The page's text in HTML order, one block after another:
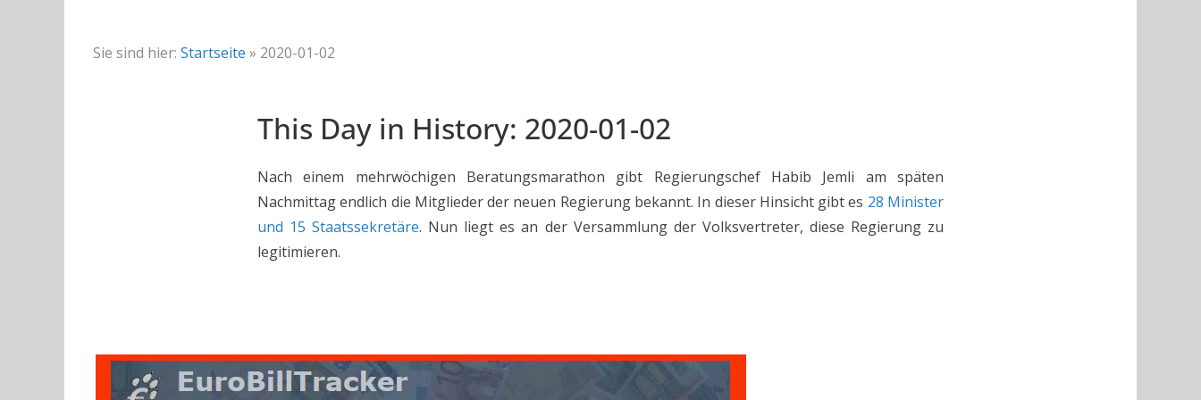
Sie sind hier: Startseite » 2020-01-02
This Day in History: 2020-01-02
Nach einem mehrwöchigen Beratungsmarathon gibt Regierungschef Habib Jemli am späten
Nachmittag endlich die Mitglieder der neuen Regierung bekannt. In dieser Hinsicht gibt es 28 Minister
und 15 Staatssekretäre. Nun liegt es an der Versammlung der Volksvertreter, diese Regierung zu
legitimieren.